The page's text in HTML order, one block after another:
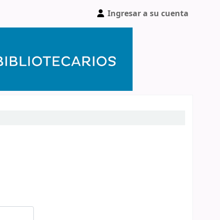
Ingresar a su cuenta